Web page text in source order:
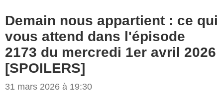
Demain nous appartient : ce qui
vous attend dans l'épisode
2173 du mercredi 1er avril 2026
[SPOILERS]
31 mars 2026 à 19:30